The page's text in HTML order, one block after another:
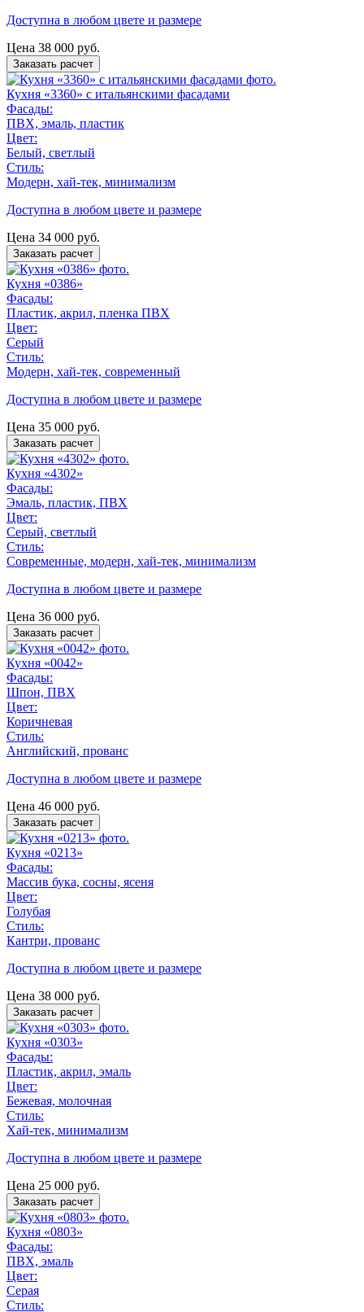
Доступна в любом цвете и размере
Цена 38 000 руб.
Заказать расчет
Кухня «3360» с итальянскими фасадами
Фасады:
ПВХ, эмаль, пластик
Цвет:
Белый, светлый
Стиль:
Модерн, хай-тек, минимализм
Доступна в любом цвете и размере
Цена 34 000 руб.
Заказать расчет
Кухня «0386»
Фасады:
Пластик, акрил, пленка ПВХ
Цвет:
Серый
Стиль:
Модерн, хай-тек, современный
Доступна в любом цвете и размере
Цена 35 000 руб.
Заказать расчет
Кухня «4302»
Фасады:
Эмаль, пластик, ПВХ
Цвет:
Серый, светлый
Стиль:
Современные, модерн, хай-тек, минимализм
Доступна в любом цвете и размере
Цена 36 000 руб.
Заказать расчет
Кухня «0042»
Фасады:
Шпон, ПВХ
Цвет:
Коричневая
Стиль:
Английский, прованс
Доступна в любом цвете и размере
Цена 46 000 руб.
Заказать расчет
Кухня «0213»
Фасады:
Массив бука, сосны, ясеня
Цвет:
Голубая
Стиль:
Кантри, прованс
Доступна в любом цвете и размере
Цена 38 000 руб.
Заказать расчет
Кухня «0303»
Фасады:
Пластик, акрил, эмаль
Цвет:
Бежевая, молочная
Стиль:
Хай-тек, минимализм
Доступна в любом цвете и размере
Цена 25 000 руб.
Заказать расчет
Кухня «0803»
Фасады:
ПВХ, эмаль
Цвет:
Серая
Стиль: